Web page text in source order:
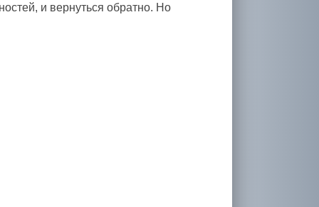
и вернуться обратно. Но